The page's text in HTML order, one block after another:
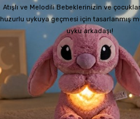
Atışlı ve Melodili Bebeklerinizin ve
huzurlu uykuya geçmesi için tasarlanmış
uyku arkadaşı!